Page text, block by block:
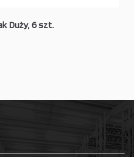
Duży, 6 szt.